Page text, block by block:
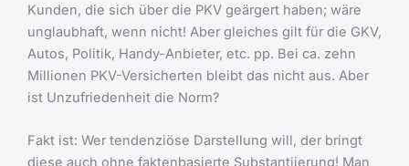
Kunden, die sich über die PKV geärgert haben; wäre
unglaubhaft, wenn nicht! Aber gleiches gilt für die GKV,
Autos, Politik, Handy-Anbieter, etc. pp. Bei ca. zehn
Millionen PKV-Versicherten bleibt das nicht aus. Aber
ist Unzufriedenheit die Norm?
Fakt ist: Wer tendenziöse Darstellung will, der bringt
diese auch ohne faktenbasierte Substantiierung! Man